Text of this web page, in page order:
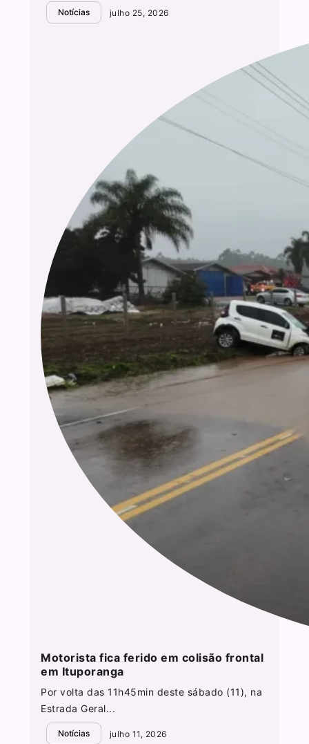
Notícias julho 25, 2026
Motorista fica ferido em colisão frontal
em Ituporanga
Por volta das 11h45min deste sábado (11), na
Estrada Geral...
Notícias julho 11, 2026